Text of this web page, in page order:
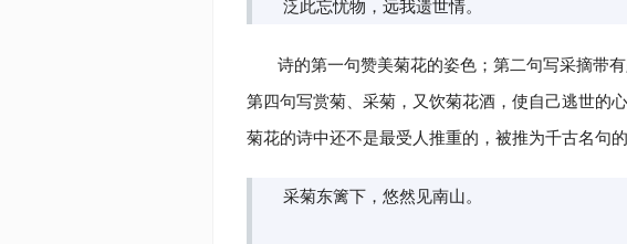
泛此忘忧物，远我遗世情。
诗的第一句赞美菊花的姿色；第二句写采摘带
第四句写赏菊、采菊，又饮菊花酒，使自己逃世的
菊花的诗中还不是最受人推重的，被推为千古名句
采菊东篱下，悠然见南山。